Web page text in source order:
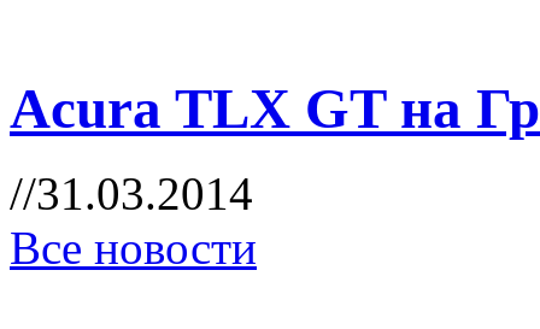
Acura TLX GT на
//31.03.2014
Все новости